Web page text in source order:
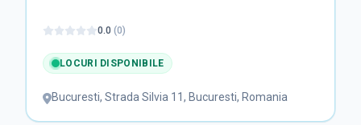
0.0 (0)
LOCURI DISPONIBILE
Bucuresti, Strada Silvia 11, Bucuresti, Romania